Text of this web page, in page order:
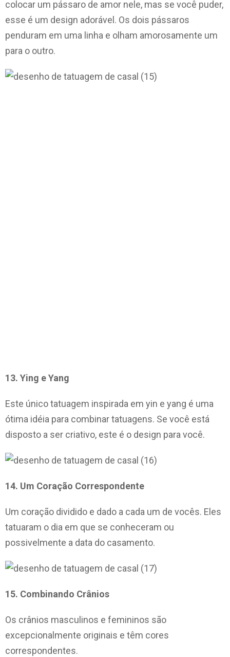
colocar um pássaro de amor nele, mas se você puder,
esse é um design adorável. Os dois pássaros
penduram em uma linha e olham amorosamente um
para o outro.
13. Ying e Yang
Este único tatuagem inspirada em yin e yang é uma
ótima idéia para combinar tatuagens. Se você está
disposto a ser criativo, este é o design para você.
14. Um Coração Correspondente
Um coração dividido e dado a cada um de vocês. Eles
tatuaram o dia em que se conheceram ou
possivelmente a data do casamento.
15. Combinando Crânios
Os crânios masculinos e femininos são
excepcionalmente originais e têm cores
correspondentes.